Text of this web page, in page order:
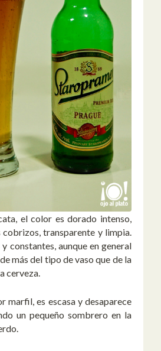
el color es dorado intenso,
transparente y limpia.
constantes, aunque en general
más del tipo de vaso que de la
cerveza.
marfil, es escasa y desaparece
un pequeño sombrero en la